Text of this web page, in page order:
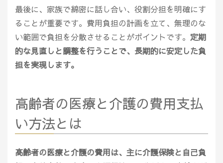
最後に、家族で綿密に話し合い、役割分担を明確にす
ることが重要です。費用負担の計画を立て、無理のな
い範囲で負担を分散させることがポイントです。 定期
的な見直しと調整を行うことで、長期的に安定した負
担を実現します。
高齢者の医療と介護の費用支払
い方法とは
高齢者の医療と介護の費用は、主に介護保険と自己負